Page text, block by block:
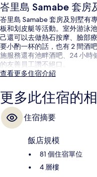
峇里島 Samabe 套房
峇里島 Samabe 套房及別墅有
板和划皮艇等活動。室外游泳
己還可以去做熱石按摩、臉部
要小酌一杯的話，也有 2 間酒
施服務還有池畔酒吧、24 小時
的友善員工讚不絕口。
查看更多住宿介紹
更多此住宿的
住宿摘要
飯店規模
81 個住宿單位
4 層樓